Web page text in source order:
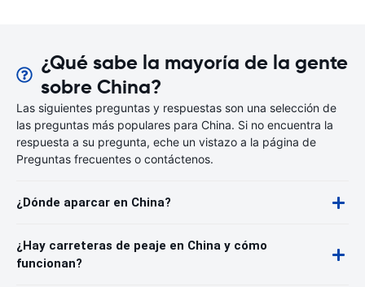
¿Qué sabe la mayoría de la gente
sobre China?
Las siguientes preguntas y respuestas son una selección de
las preguntas más populares para China. Si no encuentra la
respuesta a su pregunta, eche un vistazo a la página de
Preguntas frecuentes o contáctenos.
¿Dónde aparcar en China?
¿Hay carreteras de peaje en China y cómo
funcionan?